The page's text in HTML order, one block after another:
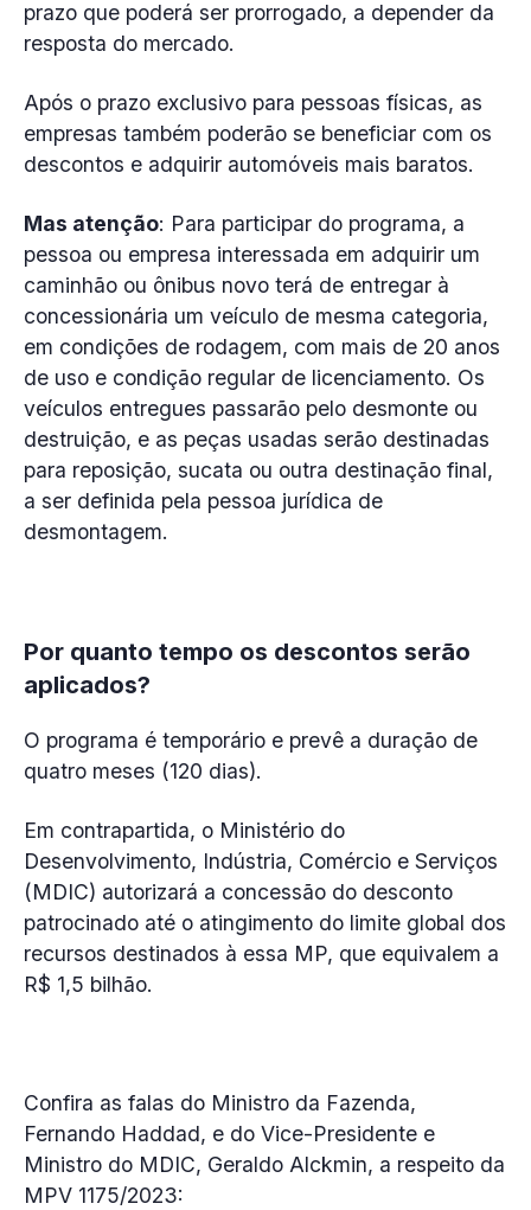
prazo que poderá ser prorrogado, a depender da
resposta do mercado.
Após o prazo exclusivo para pessoas físicas, as
empresas também poderão se beneficiar com os
descontos e adquirir automóveis mais baratos.
Mas atenção: Para participar do programa, a
pessoa ou empresa interessada em adquirir um
caminhão ou ônibus novo terá de entregar à
concessionária um veículo de mesma categoria,
em condições de rodagem, com mais de 20 anos
de uso e condição regular de licenciamento. Os
veículos entregues passarão pelo desmonte ou
destruição, e as peças usadas serão destinadas
para reposição, sucata ou outra destinação final,
a ser definida pela pessoa jurídica de
desmontagem.
Por quanto tempo os descontos serão
aplicados?
O programa é temporário e prevê a duração de
quatro meses (120 dias).
Em contrapartida, o Ministério do
Desenvolvimento, Indústria, Comércio e Serviços
(MDIC) autorizará a concessão do desconto
patrocinado até o atingimento do limite global dos
recursos destinados à essa MP, que equivalem a
R$ 1,5 bilhão.
Confira as falas do Ministro da Fazenda,
Fernando Haddad, e do Vice-Presidente e
Ministro do MDIC, Geraldo Alckmin, a respeito da
MPV 1175/2023: